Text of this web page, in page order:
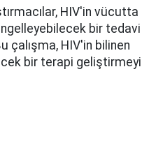
HIV'in vücutta
bir tedavi
çalışma, HIV'in bilinen
bir terapi geliştirmeyi